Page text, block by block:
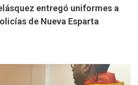
entregó uniformes a
de Nueva Esparta